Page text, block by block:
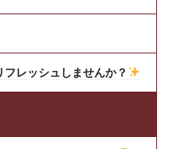
フレッシュしませんか？